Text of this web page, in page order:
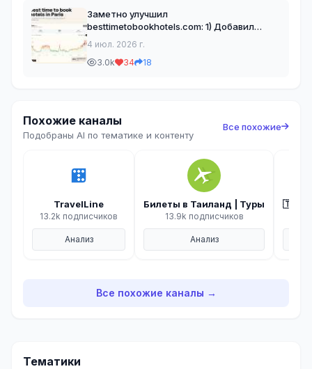
Заметно улучшил
besttimetobookhotels.com: 1) Добавил
список отелей, по которым идет сбор
получить совет «Когда бронировать» и
4 июл. 2026 г.
3.0k
34 18
Похожие каналы
Подобраны AI по тематике и контенту
Все похожие
TravelLine
13.2k подписчиков
Анализ
Билеты в Таиланд | Туры
13.9k подписчиков
Анализ
🇹🇷
Все похожие каналы →
Тематики